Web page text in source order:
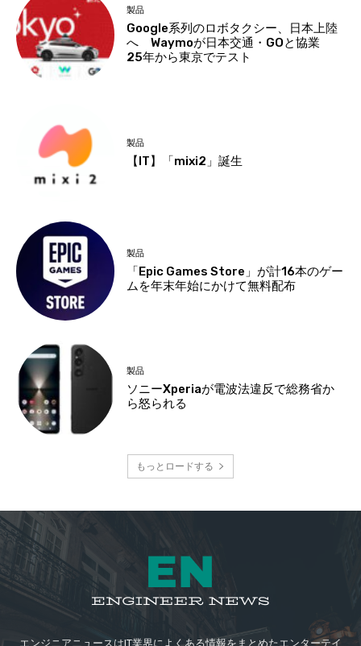
製品
Google系列のロボタクシー、日本上陸
へ Waymoが日本交通・GOと協業
25年から東京でテスト
製品
【IT】「mixi2」誕生
製品
「Epic Games Store」が計16本のゲー
ムを年末年始にかけて無料配布
製品
ソニーXperiaが電波法違反で総務省か
ら怒られる
もっとロードする
エンジニアニュースはIT業界によくある情報をまとめたエンターテイ